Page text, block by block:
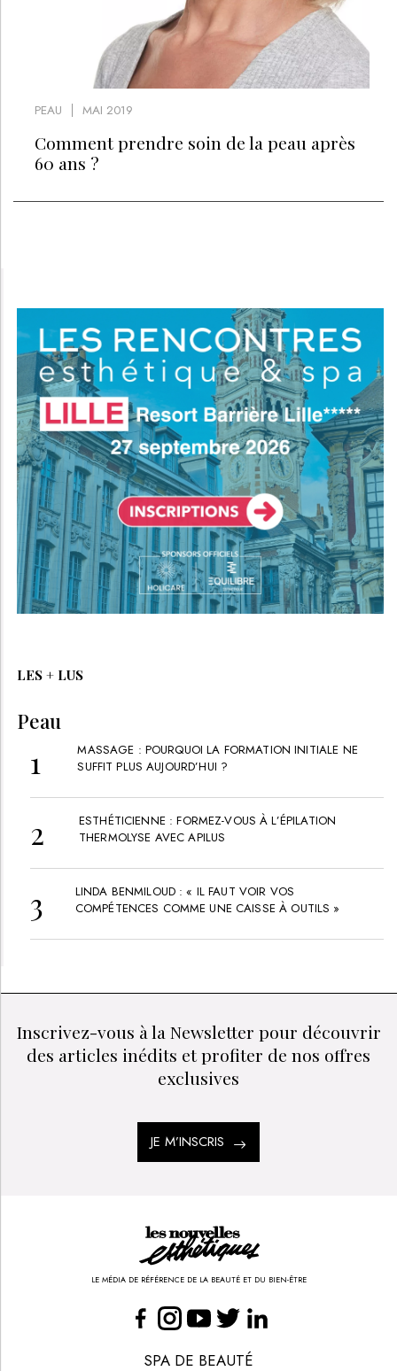
PEAU MAI 2019
Comment prendre soin de la peau après
60 ans ?
LES + LUS
Peau
MASSAGE : POURQUOI LA FORMATION INITIALE NE
SUFFIT PLUS AUJOURD’HUI ?
ESTHÉTICIENNE : FORMEZ-VOUS À L’ÉPILATION
THERMOLYSE AVEC APILUS
LINDA BENMILOUD : « IL FAUT VOIR VOS
COMPÉTENCES COMME UNE CAISSE À OUTILS »
Inscrivez-vous à la Newsletter pour découvrir
des articles inédits et profiter de nos offres
exclusives
JE M’INSCRIS
LE MÉDIA DE RÉFÉRENCE DE LA BEAUTÉ ET DU BIEN-ÊTRE
SPA DE BEAUTÉ